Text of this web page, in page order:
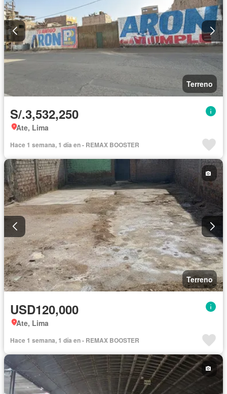
Terreno
S/.3,532,250
Ate, Lima
Hace 1 semana, 1 día en - REMAX BOOSTER
Terreno
USD120,000
Ate, Lima
Hace 1 semana, 1 día en - REMAX BOOSTER